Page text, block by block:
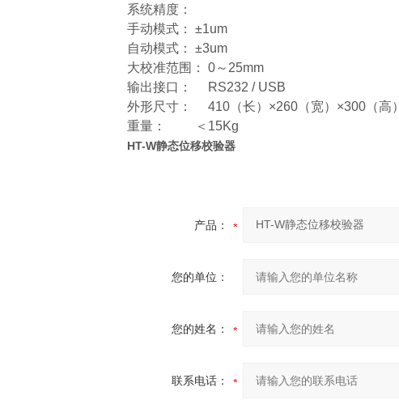
系统精度：
手动模式： ±1um
自动模式： ±3um
大校准范围： 0～25mm
输出接口： RS232 / USB
外形尺寸： 410（长）×260（宽）×300（高）
重量： ＜15Kg
HT-W静态位移校验器
产品：
您的单位：
您的姓名：
联系电话：